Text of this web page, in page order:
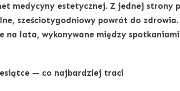
medycyny estetycznej. Z jednej strony
sześciotygodniowy powrót do
na lata, wykonywane między
— co najbardziej traci